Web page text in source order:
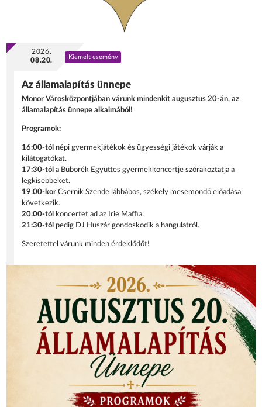
2026.
08.20.
Kiemelt esemény
Az államalapítás ünnepe
Monor Városközpontjában várunk mindenkit augusztus 20-án, az
államalapítás ünnepe alkalmából!
Programok:
16:00-tól népi gyermekjátékok és ügyességi játékok várják a
kilátogatókat.
17:30-tól a Buborék Együttes gyermekkoncertje szórakoztatja a
legkisebbeket.
19:00-korCsernik Szende lábbábos, székely mesemondó előadása
következik.
20:00-tól
koncertet ad az Irie Maffia.
21:30-tól pedig DJ Huszár gondoskodik a hangulatról.
Szeretettel várunk minden érdeklődőt!